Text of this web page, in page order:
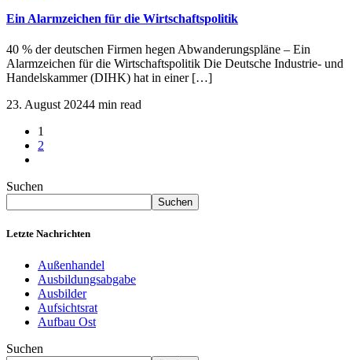
Ein Alarmzeichen für die Wirtschaftspolitik
40 % der deutschen Firmen hegen Abwanderungspläne – Ein
Alarmzeichen für die Wirtschaftspolitik Die Deutsche Industrie- und
Handelskammer (DIHK) hat in einer […]
23. August 20244 min read
1
2
Suchen
Suchen
Letzte Nachrichten
Außenhandel
Ausbildungsabgabe
Ausbilder
Aufsichtsrat
Aufbau Ost
Suchen